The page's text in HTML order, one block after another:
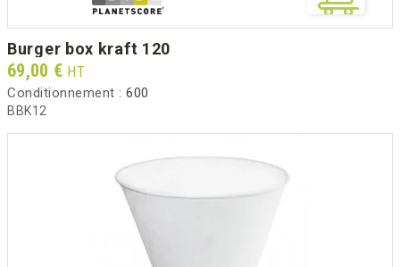
burger box kraft 120
Prix
69,00 € HT
Conditionnement : 600
BBK12